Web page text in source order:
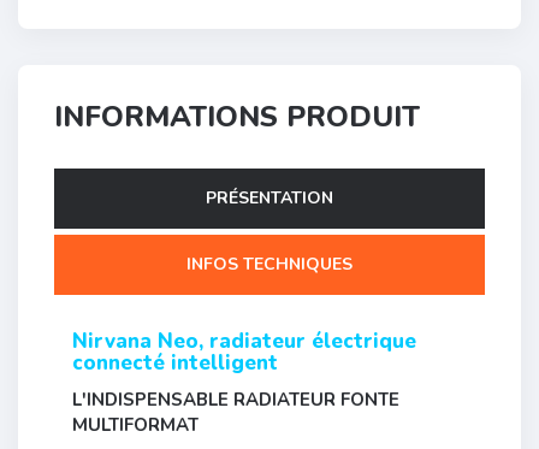
INFORMATIONS PRODUIT
PRÉSENTATION
INFOS TECHNIQUES
Nirvana Neo, radiateur électrique
connecté intelligent
L'INDISPENSABLE RADIATEUR FONTE
MULTIFORMAT